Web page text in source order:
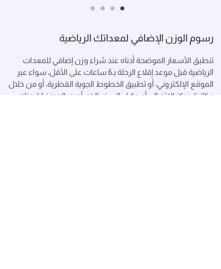
رسوم الوزن الإضافي لمعداتك الرياضية
تنطبق الأسعار الموضحة أدناه عند شراء وزن إضافي للمعدات
الرياضية قبل موعد إقلاع الرحلة بـ6 ساعات على الأقل، سواء عبر
الموقع الإلكتروني، أو تطبيق الخطوط الجوية القطرية، أو من خلال
مكاتبنا، مركز الاتصال، أو وكيل السفر الذي أجرى الحجز نيابة عنك.